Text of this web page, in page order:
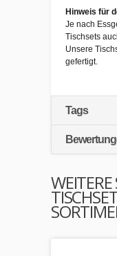
Hinweis für
Je nach
Tischsets
Unsere
gefertigt.
Tags